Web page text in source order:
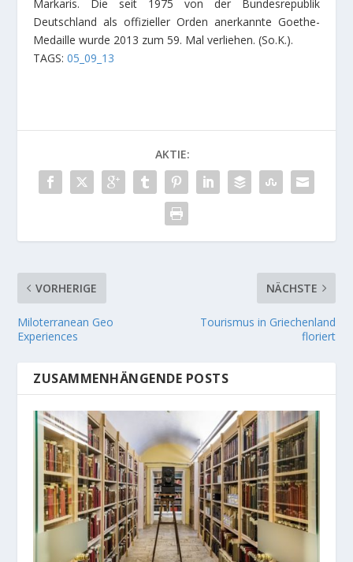
Markaris. Die seit 1975 von der Bundesrepublik
Deutschland als offizieller Orden anerkannte Goethe-
Medaille wurde 2013 zum 59. Mal verliehen.(So.K.).
TAGS:05_09_13
AKTIE:
VORHERIGE
Miloterranean Geo
Experiences
NÄCHSTE
Tourismus in Griechenland
floriert
ZUSAMMENHÄNGENDE POSTS